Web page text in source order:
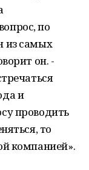
по
из самых
он. -
и
проводить
то
компанией».